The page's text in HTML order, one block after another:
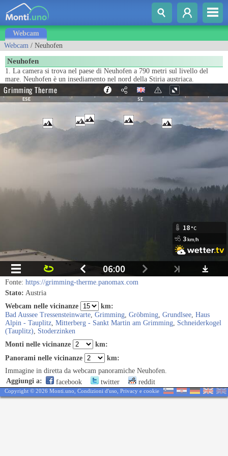
Webcam
Webcam / Neuhofen
Neuhofen
1. La camera si trova nel paese di Neuhofen a 790 metri sul livello del
mare. Neuhofen è un insediamento nel nord della Stiria austriaca.
Fonte: https://grimming-therme.panomax.com
Stato: Austria
Webcam nelle vicinanze
km:
Bad Aussee Tressensteinwarte, Grimming, Gröbming, Grundlsee, Haus
Alpin - Tauplitz, Mitterberg - Sankt Martin am Grimming, Schneiderkogel
(Tauplitz), Stoderzinken
Monti nelle vicinanze
km:
Panorami nelle vicinanze
km:
Immagine in diretta da webcam panoramiche Neuhofen.
Aggiungi a:
facebook twitter reddit
Copyright © 2026 Monti.uno, Condizioni d'uso Privacy e cookie